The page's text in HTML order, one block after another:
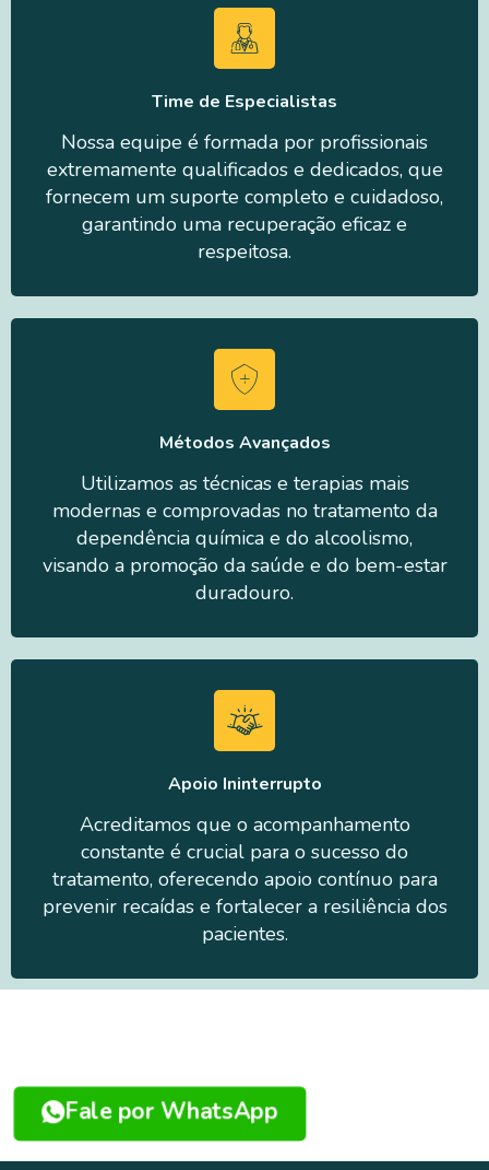
Time de Especialistas
Nossa equipe é formada por profissionais
extremamente qualificados e dedicados, que
fornecem um suporte completo e cuidadoso,
garantindo uma recuperação eficaz e
respeitosa.
Métodos Avançados
Utilizamos as técnicas e terapias mais
modernas e comprovadas no tratamento da
dependência química e do alcoolismo,
visando a promoção da saúde e do bem-estar
duradouro.
Apoio Ininterrupto
Acreditamos que o acompanhamento
constante é crucial para o sucesso do
tratamento, oferecendo apoio contínuo para
prevenir recaídas e fortalecer a resiliência dos
pacientes.
Fale por WhatsApp